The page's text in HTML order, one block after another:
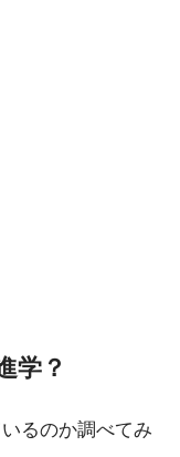
学？
るのか調べてみ